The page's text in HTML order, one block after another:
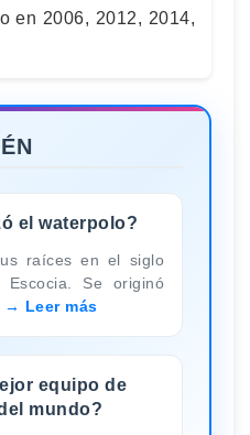
en 2006, 2012, 2014,
el waterpolo?
raíces en el siglo
Se originó
Leer más
equipo de
mundo?